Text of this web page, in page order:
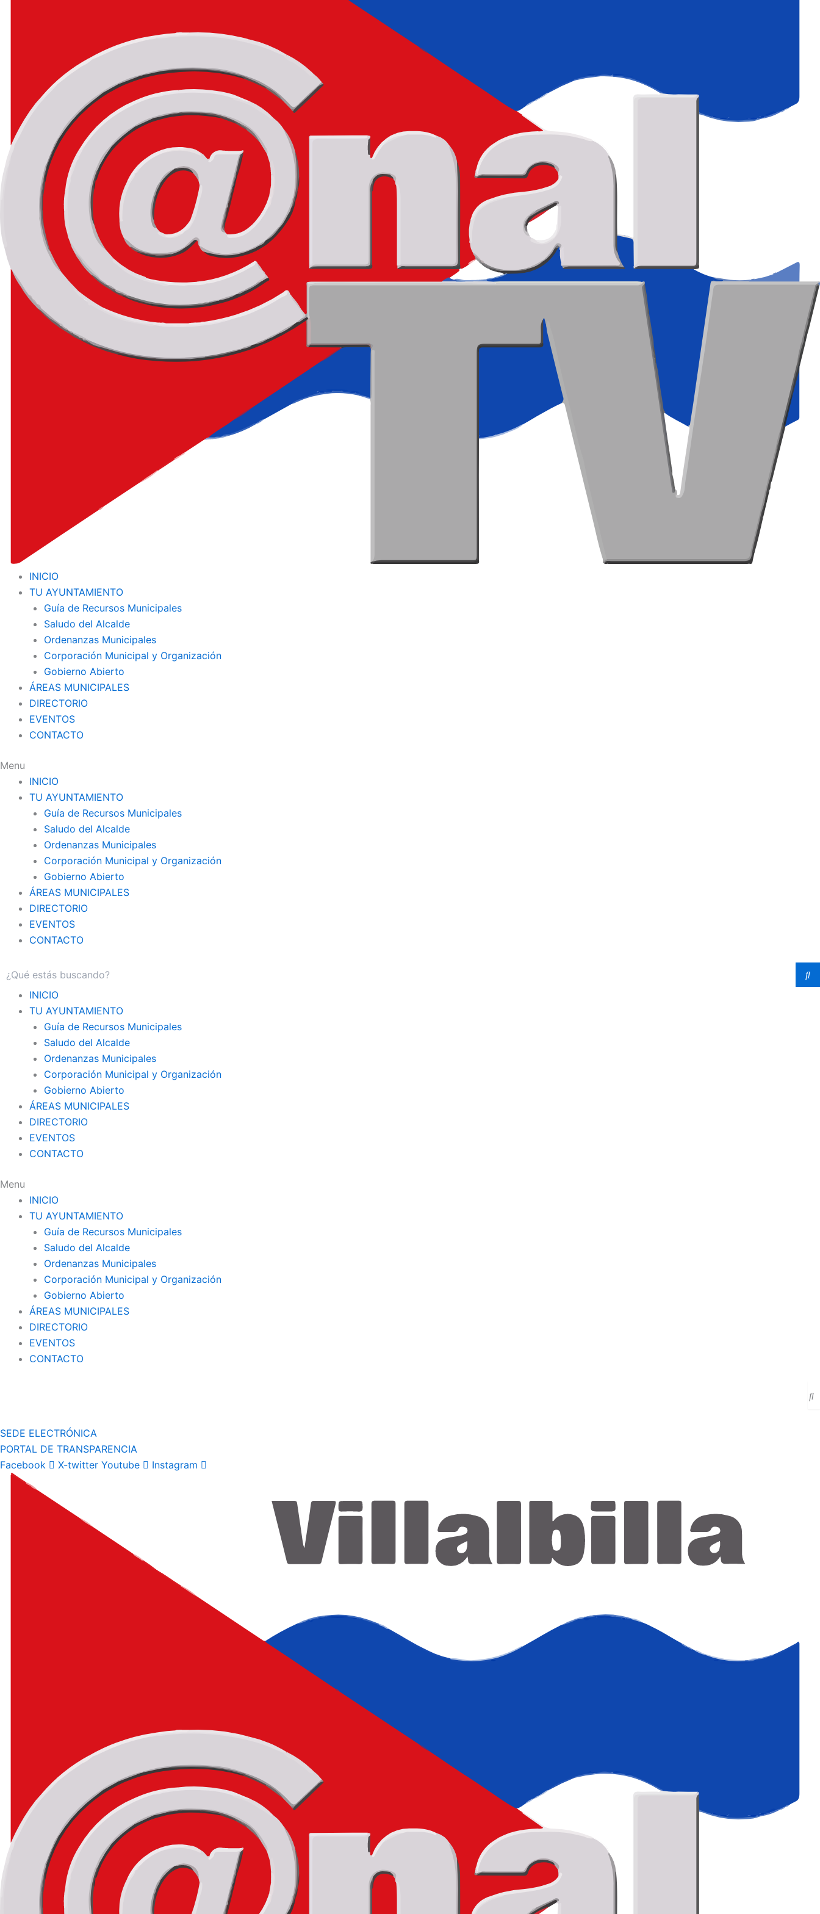
INICIO
TU AYUNTAMIENTO
Guía de Recursos Municipales
Saludo del Alcalde
Ordenanzas Municipales
Corporación Municipal y Organización
Gobierno Abierto
ÁREAS MUNICIPALES
DIRECTORIO
EVENTOS
CONTACTO
Menu
INICIO
TU AYUNTAMIENTO
Guía de Recursos Municipales
Saludo del Alcalde
Ordenanzas Municipales
Corporación Municipal y Organización
Gobierno Abierto
ÁREAS MUNICIPALES
DIRECTORIO
EVENTOS
CONTACTO
INICIO
TU AYUNTAMIENTO
Guía de Recursos Municipales
Saludo del Alcalde
Ordenanzas Municipales
Corporación Municipal y Organización
Gobierno Abierto
ÁREAS MUNICIPALES
DIRECTORIO
EVENTOS
CONTACTO
Menu
INICIO
TU AYUNTAMIENTO
Guía de Recursos Municipales
Saludo del Alcalde
Ordenanzas Municipales
Corporación Municipal y Organización
Gobierno Abierto
ÁREAS MUNICIPALES
DIRECTORIO
EVENTOS
CONTACTO
SEDE ELECTRÓNICA
PORTAL DE TRANSPARENCIA
Facebook
X-twitter Youtube Instagram